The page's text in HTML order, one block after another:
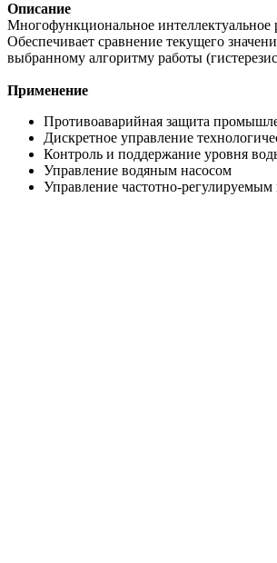
Описание
Многофункциональное интеллектуальное
Обеспечивает сравнение текущего
выбранному алгоритму работы
Применение
Противоаварийная защита
Дискретное управление
Контроль и поддержание уровня
Управление водяным насосом
Управление частотно-